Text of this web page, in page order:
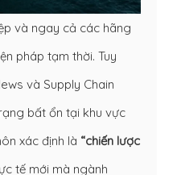
và ngay cả các hãng
pháp tạm thời. Tuy
và Supply Chain
bất ổn tại khu vực
xác định là “chiến lược
tế mới mà ngành